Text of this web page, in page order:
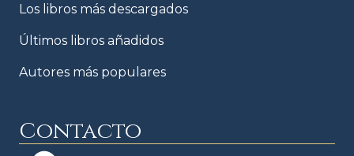
Los libros más descargados
Últimos libros añadidos
Autores más populares
Contacto